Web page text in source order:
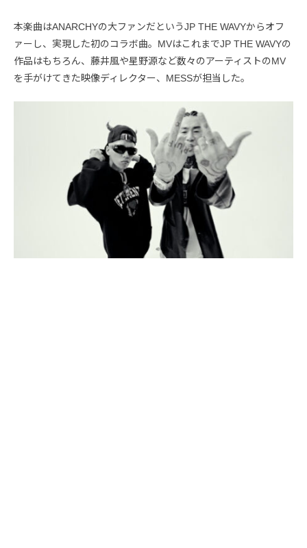
本楽曲はANARCHYの大ファンだというJP THE WAVYからオフ
ァーし、実現した初のコラボ曲。MVはこれまでJP THE WAVYの
作品はもちろん、藤井風や星野源など数々のアーティストのMV
を手がけてきた映像ディレクター、MESSが担当した。